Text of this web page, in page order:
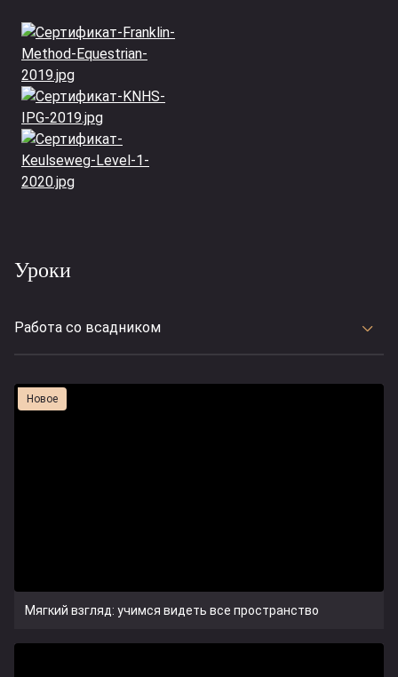
Уроки
Работа со всадником
Новое
Мягкий взгляд: учимся видеть все пространство